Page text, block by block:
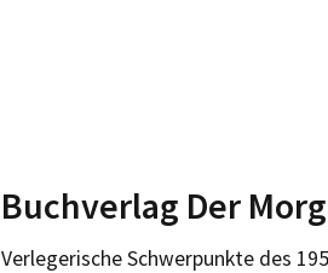
Buchverlag Der
Verlegerische Schwerpunkte des